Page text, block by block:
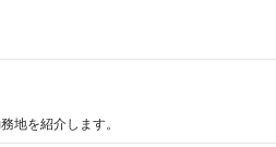
地を紹介します。